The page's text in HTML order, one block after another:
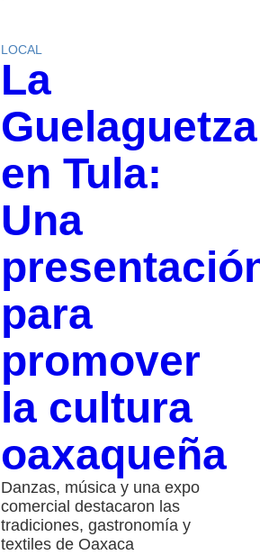
LOCAL
La
Guelaguetza
en Tula:
Una
para
promover
la cultura
oaxaqueña
Danzas, música y una expo
comercial destacaron las
tradiciones, gastronomía y
textiles de Oaxaca